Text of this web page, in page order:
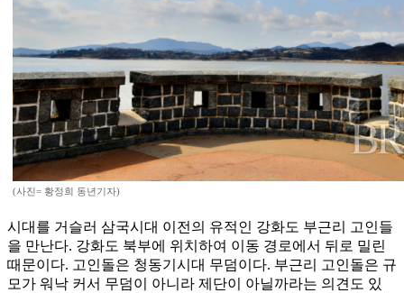
(사진= 황정희 동년기자)
시대를 거슬러 삼국시대 이전의 유적인 강화도 부근리 고인들
을 만난다. 강화도 북부에 위치하여 이동 경로에서 뒤로 밀린
때문이다. 고인돌은 청동기시대 무덤이다. 부근리 고인돌은 규
모가 워낙 커서 무덤이 아니라 제단이 아닐까라는 의견도 있